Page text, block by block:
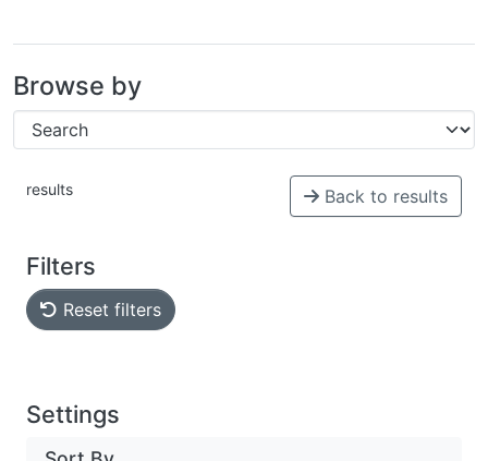
Browse by
results Back to results
Filters
Reset filters
Settings